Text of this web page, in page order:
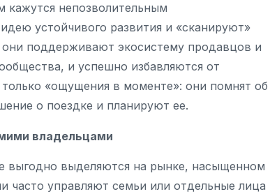
кажутся непозволительным
устойчивого развития и «сканируют»
поддерживают экосистему продавцов и
и успешно избавляются от
«ощущения в моменте»: они помнят об
о поездке и планируют ее.
владельцами
выгодно выделяются на рынке, насыщенном
часто управляют семьи или отдельные лица